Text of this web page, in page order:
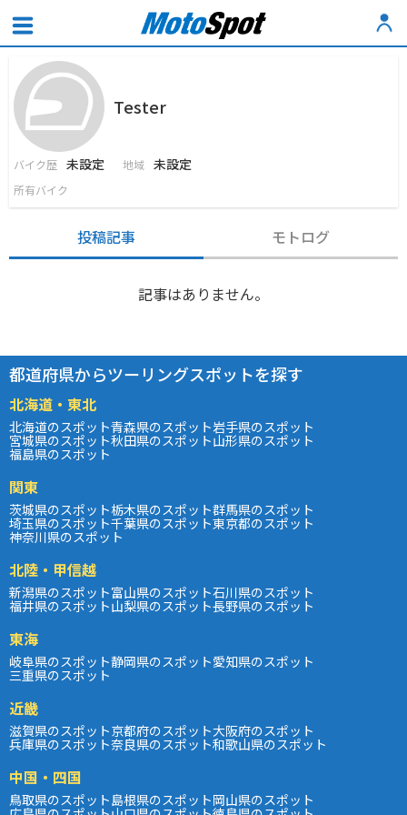
Tester
バイク歴 未設定 地域 未設定
所有バイク
投稿記事 モトログ
記事はありません。
都道府県からツーリングスポットを探す
北海道・東北
北海道のスポット青森県のスポット岩手県のスポット
宮城県のスポット秋田県のスポット山形県のスポット
福島県のスポット
関東
茨城県のスポット栃木県のスポット群馬県のスポット
埼玉県のスポット千葉県のスポット東京都のスポット
神奈川県のスポット
北陸・甲信越
新潟県のスポット富山県のスポット石川県のスポット
福井県のスポット山梨県のスポット長野県のスポット
東海
岐阜県のスポット静岡県のスポット愛知県のスポット
三重県のスポット
近畿
滋賀県のスポット京都府のスポット大阪府のスポット
兵庫県のスポット奈良県のスポット和歌山県のスポット
中国・四国
鳥取県のスポット島根県のスポット岡山県のスポット